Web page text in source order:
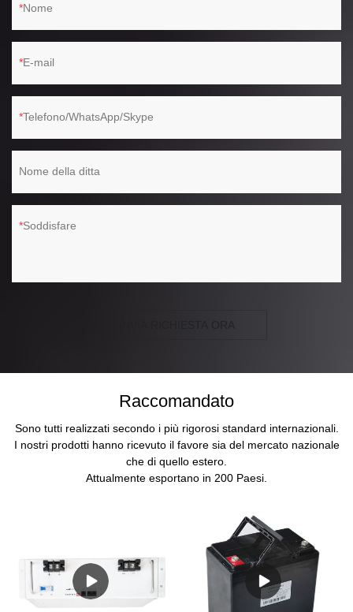
Nome
E-mail
Telefono/WhatsApp/Skype
Nome della ditta
Soddisfare
INVIA RICHIESTA ORA
Raccomandato
Sono tutti realizzati secondo i più rigorosi standard internazionali.
I nostri prodotti hanno ricevuto il favore sia del mercato nazionale
che di quello estero.
Attualmente esportano in 200 Paesi.